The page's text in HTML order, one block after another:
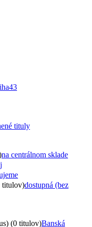
43
tituly
na centrálnom sklade
titulov)dostupná (bez
(0 titulov)Banská